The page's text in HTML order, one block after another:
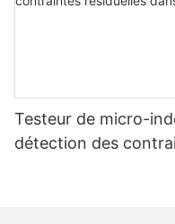
Testeur de micro-
détection des